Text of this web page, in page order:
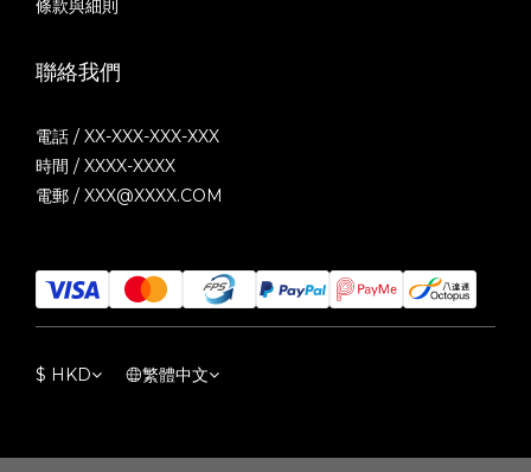
條款與細則
聯絡我們
電話 / XX-XXX-XXX-XXX
時間 / XXXX-XXXX
電郵 / XXX@XXXX.COM
$ HKD 繁體中文